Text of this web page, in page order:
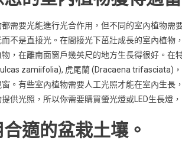
都需要光能進行光合作用，但不同的室內植物
不是直接光。在間接光下茁壯成長的室內植物
物，在離南面窗戶幾英尺的地方生長得很好。
zamiifolia), 虎尾蘭 (Dracaena trifasciata)
窗。有些室內植物需要人工光照才能在室內生
提供光照，所以你需要購買螢光燈或LED生長燈
適的盆栽土壤。